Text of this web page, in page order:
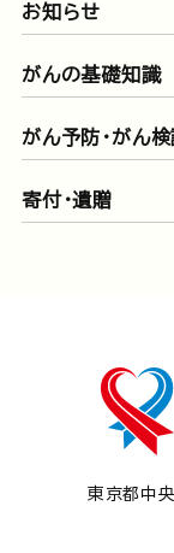
お知らせ
がんの基礎知識
がん予防・がん
寄付・遺贈
東京都中